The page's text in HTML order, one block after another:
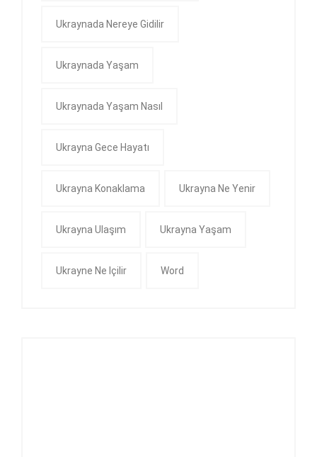
Ukraynada Nereye Gidilir
Ukraynada Yaşam
Ukraynada Yaşam Nasıl
Ukrayna Gece Hayatı
Ukrayna Konaklama Ukrayna Ne Yenir
Ukrayna Ulaşım Ukrayna Yaşam
Ukrayne Ne Içilir Word